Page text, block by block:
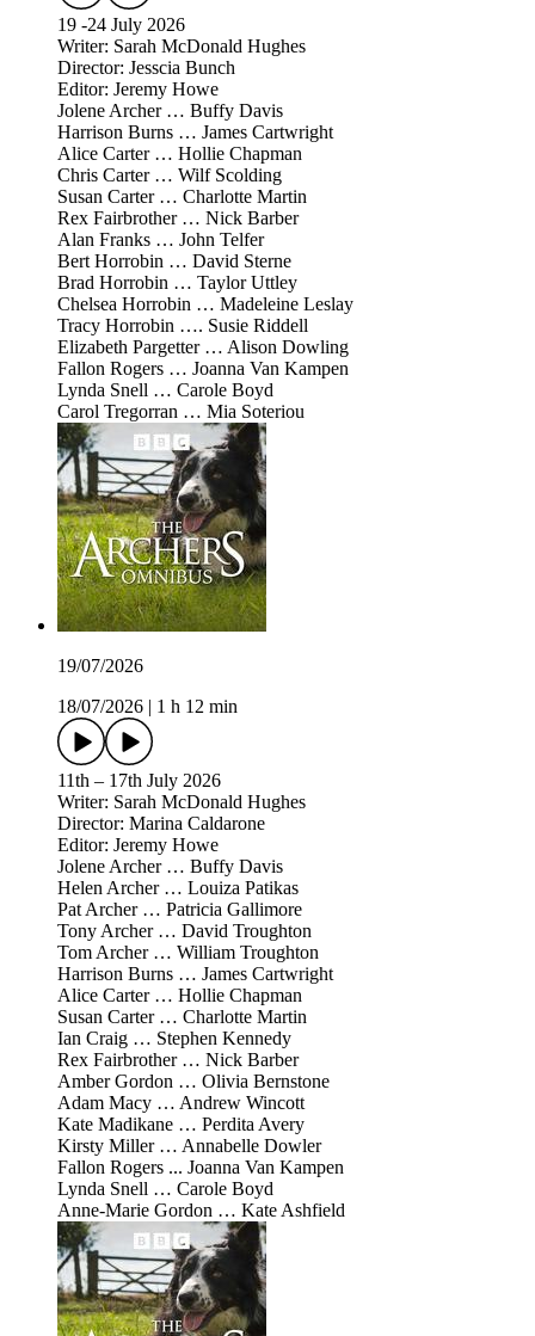
19 -24 July 2026
Writer: Sarah McDonald Hughes
Director: Jesscia Bunch
Editor: Jeremy Howe
Jolene Archer … Buffy Davis
Harrison Burns … James Cartwright
Alice Carter … Hollie Chapman
Chris Carter … Wilf Scolding
Susan Carter … Charlotte Martin
Rex Fairbrother … Nick Barber
Alan Franks … John Telfer
Bert Horrobin … David Sterne
Brad Horrobin … Taylor Uttley
Chelsea Horrobin … Madeleine Leslay
Tracy Horrobin …. Susie Riddell
Elizabeth Pargetter … Alison Dowling
Fallon Rogers … Joanna Van Kampen
Lynda Snell … Carole Boyd
Carol Tregorran … Mia Soteriou
19/07/2026
18/07/2026
1 h 12 min
11th – 17th July 2026
Writer: Sarah McDonald Hughes
Director: Marina Caldarone
Editor: Jeremy Howe
Jolene Archer … Buffy Davis
Helen Archer … Louiza Patikas
Pat Archer … Patricia Gallimore
Tony Archer … David Troughton
Tom Archer … William Troughton
Harrison Burns … James Cartwright
Alice Carter … Hollie Chapman
Susan Carter … Charlotte Martin
Ian Craig … Stephen Kennedy
Rex Fairbrother … Nick Barber
Amber Gordon … Olivia Bernstone
Adam Macy … Andrew Wincott
Kate Madikane … Perdita Avery
Kirsty Miller … Annabelle Dowler
Fallon Rogers ... Joanna Van Kampen
Lynda Snell … Carole Boyd
Anne-Marie Gordon … Kate Ashfield